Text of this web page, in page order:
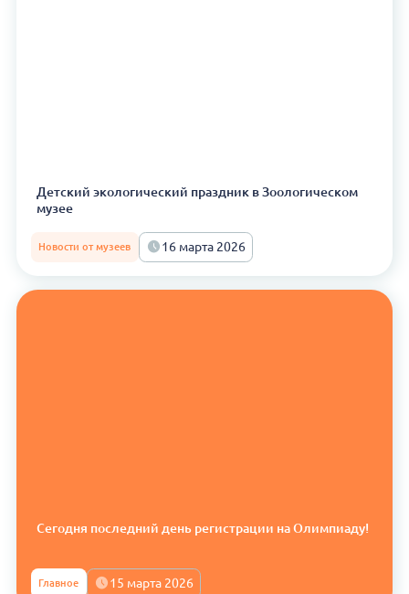
Детский экологический праздник в Зоологическом
музее
Новости от музеев 16 марта 2026
Сегодня последний день регистрации на Олимпиаду!
Главное 15 марта 2026